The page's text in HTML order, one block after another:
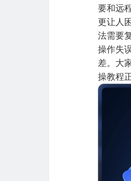
要和远
更让人
法需要
操作失
差。大
操教程